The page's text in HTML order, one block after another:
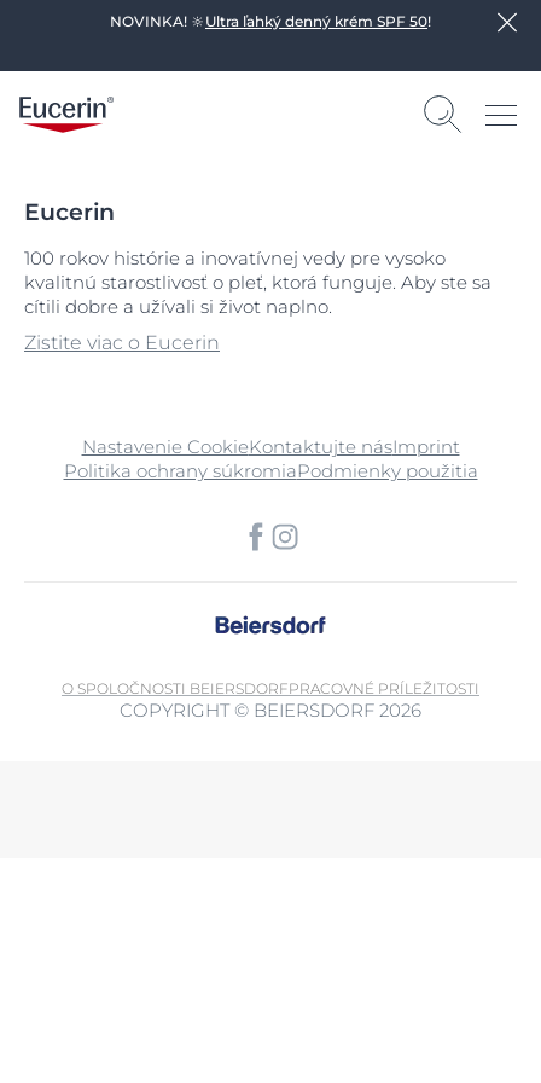
NOVINKA! 🔆 Ultra ľahký denný krém SPF 50!
Eucerin
100 rokov histórie a inovatívnej vedy pre vysoko
kvalitnú starostlivosť o pleť, ktorá funguje. Aby ste sa
cítili dobre a užívali si život naplno.
Zistite viac o Eucerin
Nastavenie CookieKontaktujte násImprint
Politika ochrany súkromiaPodmienky použitia
O SPOLOČNOSTI BEIERSDORFPRACOVNÉ PRÍLEŽITOSTI
COPYRIGHT © BEIERSDORF 2026